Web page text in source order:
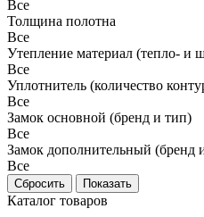
Все
Толщина полотна
Все
Утепление материал (тепло- и
Все
Уплотнитель (количество
Все
Замок основной (бренд и тип)
Все
Замок дополнительный (бренд
Все
Каталог товаров